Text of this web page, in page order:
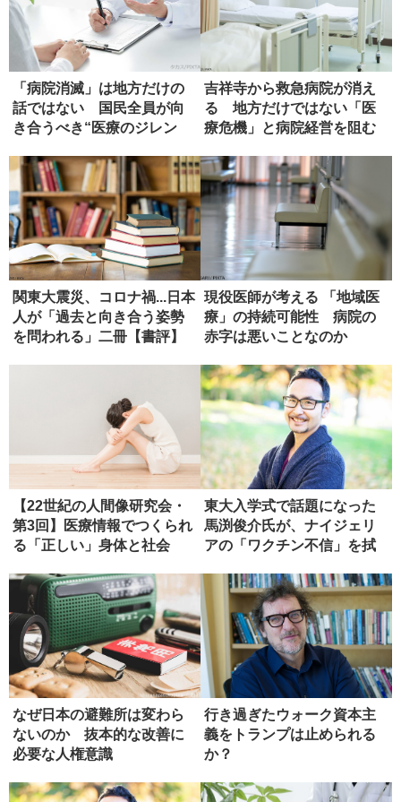
「病院消滅」は地方だけの
話ではない 国民全員が向
き合うべき“医療のジレン
吉祥寺から救急病院が消え
る 地方だけではない「医
療危機」と病院経営を阻む
関東大震災、コロナ禍...日本
人が「過去と向き合う姿勢
を問われる」二冊【書評】
現役医師が考える 「地域医
療」の持続可能性 病院の
赤字は悪いことなのか
【22世紀の人間像研究会・
第3回】医療情報でつくられ
る「正しい」身体と社会
東大入学式で話題になった
馬渕俊介氏が、ナイジェリ
アの「ワクチン不信」を拭
なぜ日本の避難所は変わら
ないのか 抜本的な改善に
必要な人権意識
行き過ぎたウォーク資本主
義をトランプは止められる
か？